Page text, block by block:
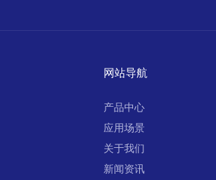
网站导航
产品中心
应用场景
关于我们
新闻资讯